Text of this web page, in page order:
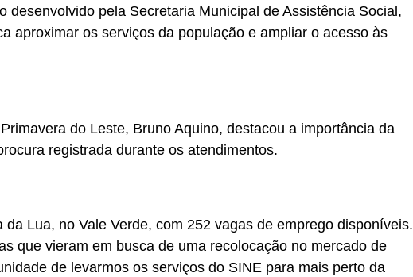
desenvolvido pela Secretaria Municipal de Assistência Social,
aproximar os serviços da população e ampliar o acesso às
do Leste, Bruno Aquino, destacou a importância da
registrada durante os atendimentos.
da Lua, no Vale Verde, com 252 vagas de emprego disponíveis.
que vieram em busca de uma recolocação no mercado de
de levarmos os serviços do SINE para mais perto da